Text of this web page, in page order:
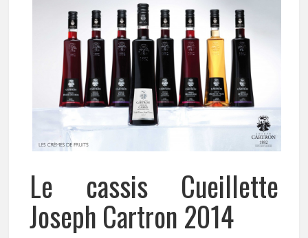
Le cassis Cueillette
Joseph Cartron 2014